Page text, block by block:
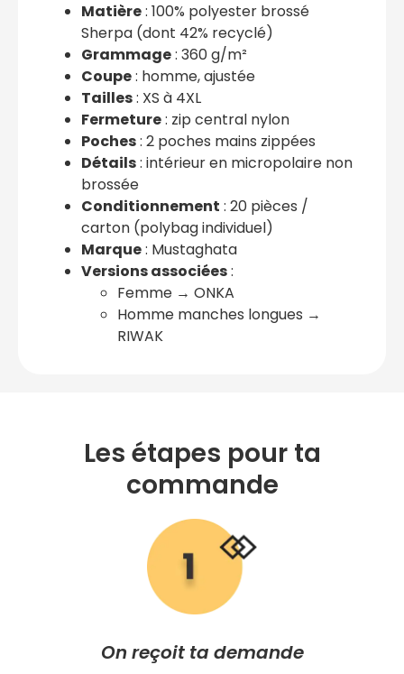
Matière: 100% polyester brossé
Sherpa (dont 42% recyclé)
Grammage: 360 g/m²
Coupe: homme, ajustée
Tailles: XS à 4XL
Fermeture: zip central nylon
Poches: 2 poches mains zippées
Détails: intérieur en micropolaire non
brossée
Conditionnement : 20 pièces /
carton (polybag individuel)
Marque: Mustaghata
Versions associées:
Femme → ONKA
Homme manches longues →
RIWAK
Les étapes pour ta
commande
On reçoit ta demande